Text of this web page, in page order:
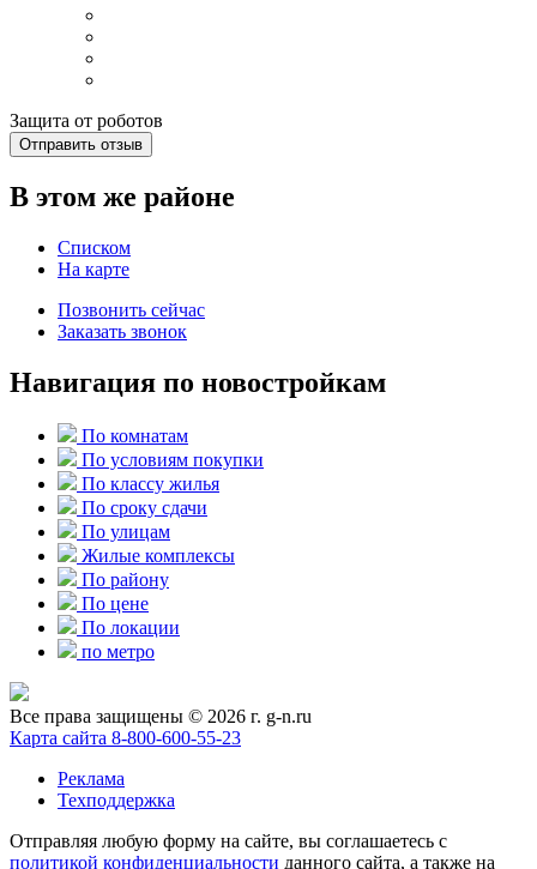
Защита от роботов
Отправить отзыв
В этом же районе
Списком
На карте
Позвонить сейчас
Заказать звонок
Навигация по новостройкам
По комнатам
По условиям покупки
По классу жилья
По сроку сдачи
По улицам
Жилые комплексы
По району
По цене
По локации
по метро
Все права защищены © 2026 г. g-n.ru
Карта сайта 8-800-600-55-23
Реклама
Техподдержка
Отправляя любую форму на сайте, вы соглашаетесь с
политикой конфиденциальности данного сайта, а также на